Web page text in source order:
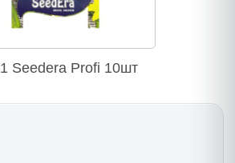
Seedera Profi 10шт